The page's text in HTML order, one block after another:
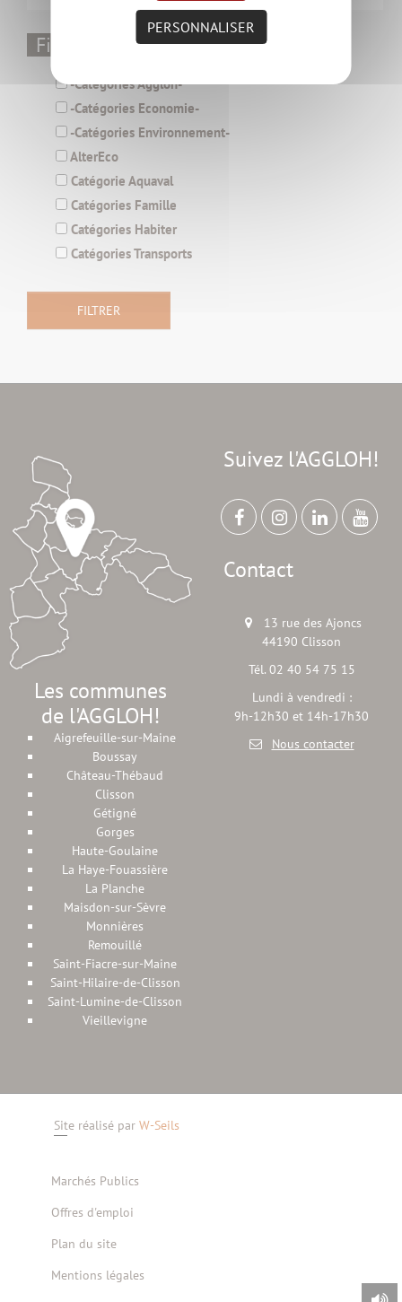
Filtrer par thématique
-Catégories Aggloh-
-Catégories Economie-
-Catégories Environnement-
AlterEco
Catégorie Aquaval
Catégories Famille
Catégories Habiter
Catégories Transports
Les communes
de l'AGGLOH!
Aigrefeuille-sur-Maine
Boussay
Château-Thébaud
Clisson
Gétigné
Gorges
Haute-Goulaine
La Haye-Fouassière
La Planche
Maisdon-sur-Sèvre
Monnières
Remouillé
Saint-Fiacre-sur-Maine
Saint-Hilaire-de-Clisson
Saint-Lumine-de-Clisson
Vieillevigne
Suivez l'AGGLOH!
Contact
13 rue des Ajoncs
44190 Clisson
Tél. 02 40 54 75 15
Lundi à vendredi :
9h-12h30 et 14h-17h30
Nous contacter
Site réalisé par W-Seils
Marchés Publics
Offres d'emploi
Plan du site
Mentions légales
PERSONNALISER